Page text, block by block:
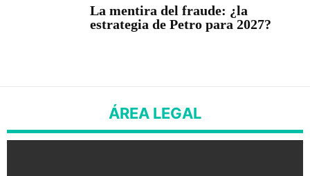
La mentira del fraude: ¿la
estrategia de Petro para 2027?
ÁREA LEGAL